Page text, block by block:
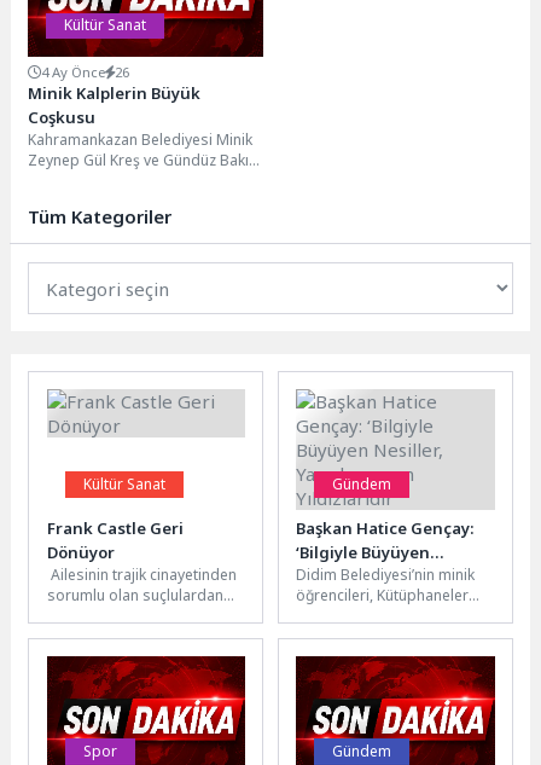
Kültür Sanat
4 Ay Önce 26
Minik Kalplerin Büyük
Coşkusu
Kahramankazan Belediyesi Minik
Zeynep Gül Kreş ve Gündüz Bakım
Tüm Kategoriler
Kültür Sanat
Frank Castle Geri
Dönüyor
Ailesinin trajik cinayetinden
sorumlu olan suçlulardan
ancak çok geçmeden
meydana gelen bu...
Gündem
Başkan Hatice Gençay:
‘Bilgiyle Büyüyen
Nesiller, Yarınlarımızın
Yıldızlarıdır’
Didim Belediyesi’nin minik
öğrencileri, Kütüphaneler
Türkiye’nin en büyük köy
kütüphanelerinden biri olan
Akköy...
Spor Gündem